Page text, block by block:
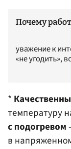
Почему
уважение к
«не угодить»,
*
температуру
с подогревом
в